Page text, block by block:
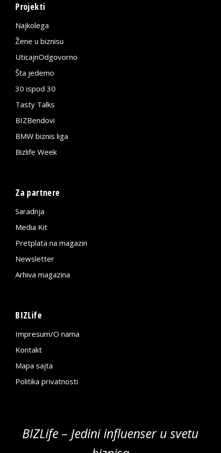
Projekti
Najkolega
Žene u biznisu
UticajnOdgovorno
Šta jedemo
30 ispod 30
Tasty Talks
BIZBendovi
BMW biznis liga
Bizlife Week
Za partnere
Saradnja
Media Kit
Pretplata na magazin
Newsletter
Arhiva magazina
BIZLife
Impresum/O nama
Kontakt
Mapa sajta
Politika privatnosti
BIZLife – Jedini influenser u svetu